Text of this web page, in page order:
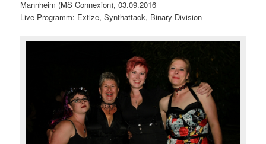
Mannheim (MS Connexion), 03.09.2016
Live-Programm: Extize, Synthattack, Binary Division